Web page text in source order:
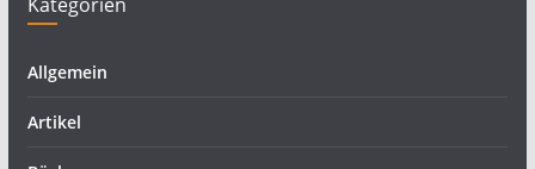
Allgemein
Artikel